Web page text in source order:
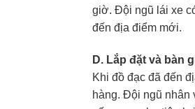
giờ. Đội ngũ lái xe
đến địa điểm mới.
D. Lắp đặt và bàn
Khi đồ đạc đã đến
hàng. Đội ngũ nhân